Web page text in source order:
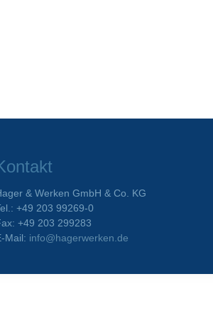
& Werken GmbH & Co. KG
+49 203 99269-0
+49 203 299283
Mail: info@hagerwerken.de